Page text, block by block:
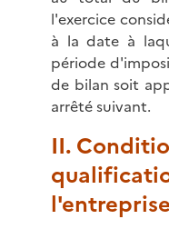
l'exercice
à la date à
période
de bilan soit
arrêté suivant.
II.
l'entreprise